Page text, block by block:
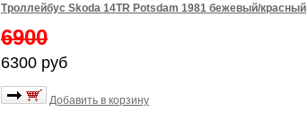
Троллейбус Skoda 14TR Potsdam 1981 бежевый/красный
6900
6300 руб
Добавить в корзину